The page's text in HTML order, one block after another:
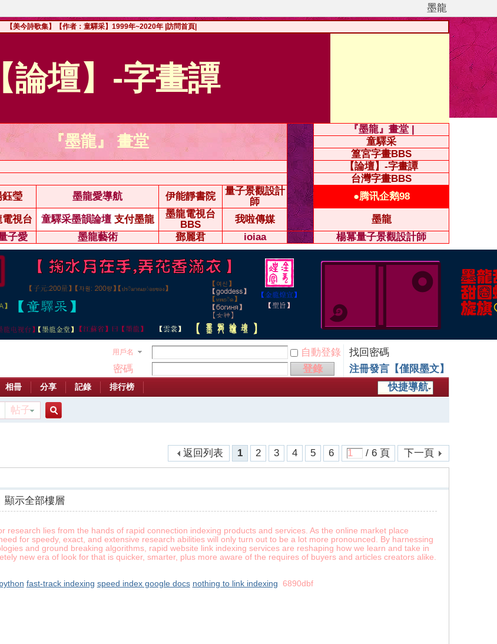
墨龍
【美今詩歌集】【作者：童驛采】1999年~2020年 |訪問首頁|
【論壇】-字畫譚
『墨龍』 畫堂
『墨龍』畫堂 |
童驛采
篁宮字畫BBS
【論壇】-字畫譚
台灣字畫BBS
鈺瑩 墨龍愛導航 伊能靜書院
量子景觀設計
師
●腾讯企鹅98
視台 童驛采墨韻論壇 支付墨龍
墨龍電視台
BBS
我啦傳媒
墨龍
子愛 墨龍藝術 鄧麗君 ioiaa 楊冪量子景觀設計師
用戶名 自動登錄
找回密碼
密碼
登錄
注冊發言【僅限墨文】
快捷導航
相冊 分享 記錄 排行榜
帖子
1
2 3 4 5 6 / 6 頁 下一頁
返回列表
顯示全部樓層
research lies from the hands of rapid connection indexing products and services. As the online market place
for speedy, exact, and extensive research abilities will only turn out to be a lot more pronounced. By harnessing
and ground breaking algorithms, rapid website link indexing services are reshaping how we learn and take in
new era of look for that is quicker, smarter, plus more aware of the requires of buyers and articles creators alike.
fast-track indexing speed index google docs nothing to link indexing 6890dbf